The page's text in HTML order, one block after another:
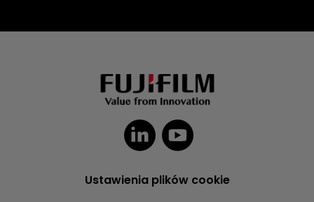
Ustawienia plików cookie